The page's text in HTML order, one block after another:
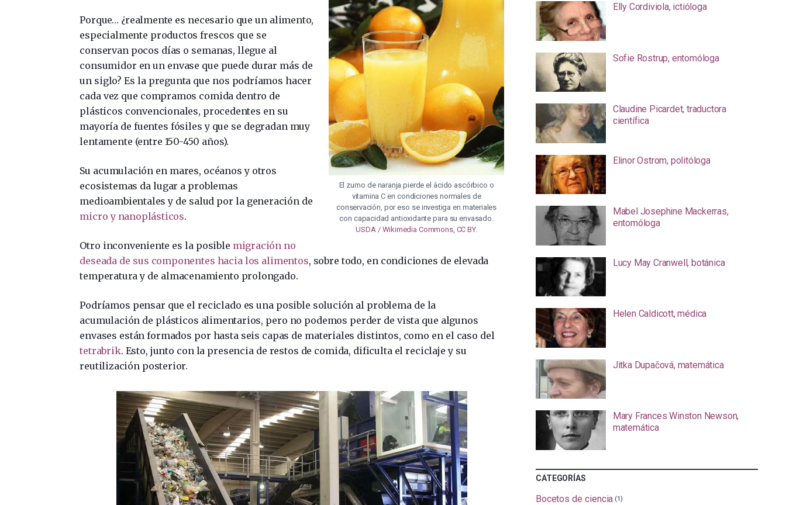
El zumo de naranja pierde el ácido ascórbico o
vitamina C en condiciones normales de
conservación, por eso se investiga en materiales
con capacidad antioxidante para su envasado.
USDA / Wikimedia Commons, CC BY.
Porque… ¿realmente es necesario que un alimento,
especialmente productos frescos que se
conservan pocos días o semanas, llegue al
consumidor en un envase que puede durar más de
un siglo? Es la pregunta que nos podríamos hacer
cada vez que compramos comida dentro de
plásticos convencionales, procedentes en su
mayoría de fuentes fósiles y que se degradan muy
lentamente (entre 150-450 años).
Su acumulación en mares, océanos y otros
ecosistemas da lugar a problemas
medioambientales y de salud por la generación de
micro y nanoplásticos.
Otro inconveniente es la posible migración no
deseada de sus componentes hacia los alimentos, sobre todo, en condiciones de elevada
temperatura y de almacenamiento prolongado.
Podríamos pensar que el reciclado es una posible solución al problema de la
acumulación de plásticos alimentarios, pero no podemos perder de vista que algunos
envases están formados por hasta seis capas de materiales distintos, como en el caso del
tetrabrik. Esto, junto con la presencia de restos de comida, dificulta el reciclaje y su
reutilización posterior.
Elly Cordiviola, ictióloga
Sofie Rostrup, entomóloga
Claudine Picardet, traductora
científica
Elinor Ostrom, politóloga
Mabel Josephine Mackerras,
entomóloga
Lucy May Cranwell, botánica
Helen Caldicott, médica
Jitka Dupačová, matemática
Mary Frances Winston Newson,
matemática
CATEGORÍAS
Bocetos de ciencia (1)